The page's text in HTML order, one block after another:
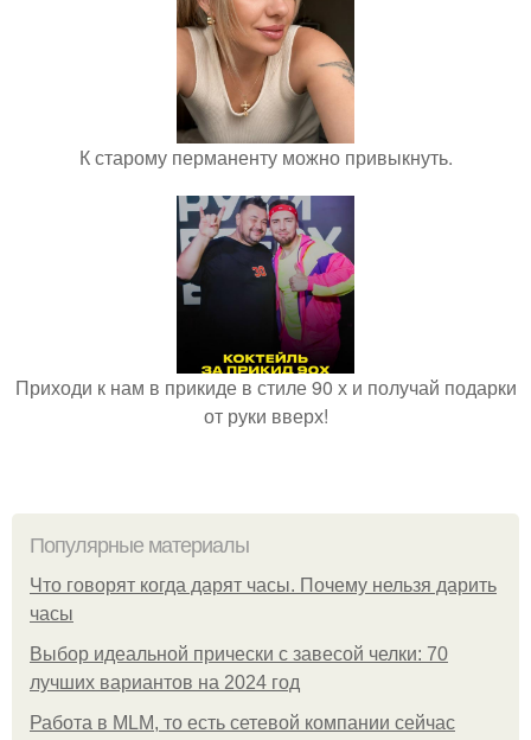
К старому перманенту можно привыкнуть.
Приходи к нам в прикиде в стиле 90 х и получай подарки
от руки вверх!
Популярные материалы
Что говорят когда дарят часы. Почему нельзя дарить
часы
Выбор идеальной прически с завесой челки: 70
лучших вариантов на 2024 год
Работа в MLM, то есть сетевой компании сейчас